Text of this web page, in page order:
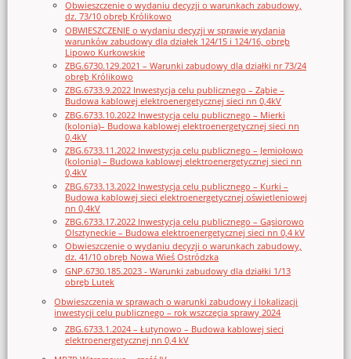
Obwieszczenie o wydaniu decyzji o warunkach zabudowy,
dz. 73/10 obręb Królikowo
OBWIESZCZENIE o wydaniu decyzji w sprawie wydania
warunków zabudowy dla działek 124/15 i 124/16, obręb
Lipowo Kurkowskie
ZBG.6730.129.2021 – Warunki zabudowy dla działki nr 73/24
obręb Królikowo
ZBG.6733.9.2022 Inwestycja celu publicznego – Ząbie –
Budowa kablowej elektroenergetycznej sieci nn 0,4kV
ZBG.6733.10.2022 Inwestycja celu publicznego – Mierki
(kolonia)– Budowa kablowej elektroenergetycznej sieci nn
0,4kV
ZBG.6733.11.2022 Inwestycja celu publicznego – Jemiołowo
(kolonia) – Budowa kablowej elektroenergetycznej sieci nn
0,4kV
ZBG.6733.13.2022 Inwestycja celu publicznego – Kurki –
Budowa kablowej sieci elektroenergetycznej oświetleniowej
nn 0,4kV
ZBG.6733.17.2022 Inwestycja celu publicznego – Gąsiorowo
Olsztyneckie – Budowa elektroenergetycznej sieci nn 0,4 kV
Obwieszczenie o wydaniu decyzji o warunkach zabudowy,
dz. 41/10 obręb Nowa Wieś Ostródzka
GNP.6730.185.2023 - Warunki zabudowy dla działki 1/13
obręb Lutek
Obwieszczenia w sprawach o warunki zabudowy i lokalizacji
inwestycji celu publicznego – rok wszczęcia sprawy 2024
ZBG.6733.1.2024 – Łutynowo – Budowa kablowej sieci
elektroenergetycznej nn 0,4 kV